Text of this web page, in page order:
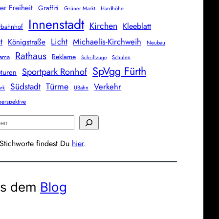
Freiheit Graffiti Grüner Markt Hardhöhe
Innenstadt Kirchen Kleeblatt
Königstraße Licht Michaelis-Kirchweih Neubau
Rathaus Reklame Schriftzüge Schulen
Sportpark Ronhof SpVgg Fürth
Südstadt Türme UBahn Verkehr
findest Du hier.
dem Blog